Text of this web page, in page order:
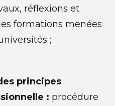
réflexions et
formations menées
;
principes
: procédure